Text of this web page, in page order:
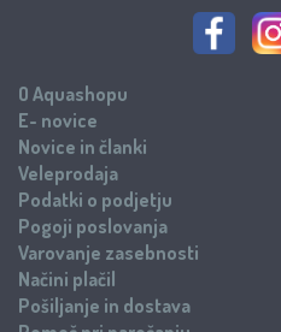
O Aquashopu
E- novice
Novice in članki
Veleprodaja
Podatki o podjetju
Pogoji poslovanja
Varovanje zasebnosti
Načini plačil
Pošiljanje in dostava